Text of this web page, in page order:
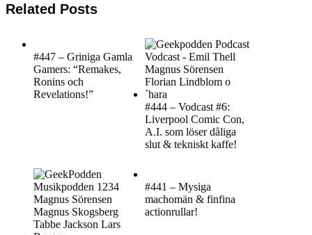
Related Posts
#447 – Griniga Gamla
Gamers: “Remakes,
Ronins och
Revelations!”
#444 – Vodcast #6:
Liverpool Comic Con,
A.I. som löser dåliga
slut & tekniskt kaffe!
#441 – Mysiga
machomän & finfina
actionrullar!